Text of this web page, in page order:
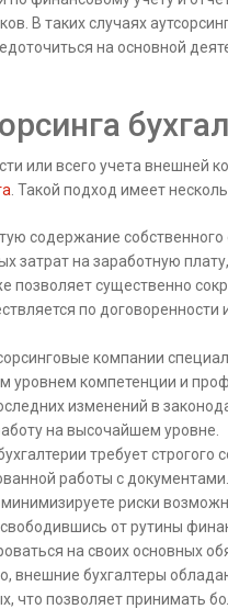
В таких случаях
на основной
или всего учета внешней
. Такой подход имеет
содержание собственного
затрат на заработную
позволяет существенно
по
компании
уровнем компетенции и
изменений в
на высочайшем уровне.
требует
работы с
риски
от рутины
на своих основных
внешние бухгалтеры
что позволяет принимать